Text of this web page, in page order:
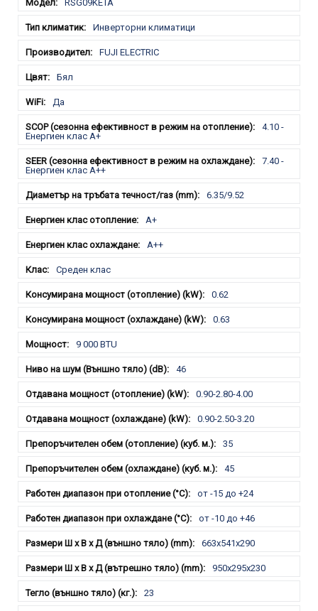
RSG09KETA
Инверторни климатици
FUJI ELECTRIC
Бял
Да
4.10 -
Енергиен клас А+
7.40 -
Енергиен клас А++
6.35/9.52
A+
A++
Среден клас
0.62
0.63
9 000 BTU
46
0.90-2.80-4.00
0.90-2.50-3.20
35
45
от -15 до +24
от -10 до +46
663x541x290
950x295x230
23